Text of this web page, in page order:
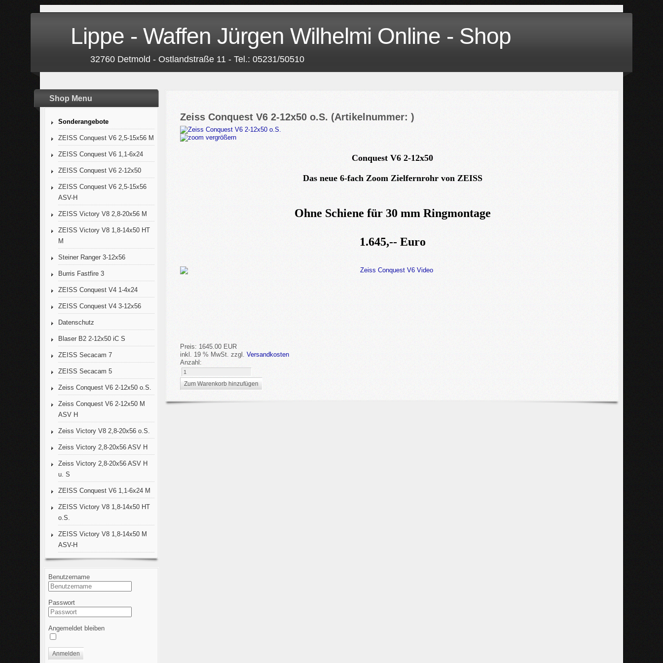
Lippe - Waffen Jürgen Wilhelmi Online - Shop
32760 Detmold - Ostlandstraße 11 - Tel.: 05231/50510
Shop Menu
Sonderangebote
ZEISS Conquest V6 2,5-15x56 M
ZEISS Conquest V6 1,1-6x24
ZEISS Conquest V6 2-12x50
ZEISS Conquest V6 2,5-15x56
ASV-H
ZEISS Victory V8 2,8-20x56 M
ZEISS Victory V8 1,8-14x50 HT
M
Steiner Ranger 3-12x56
Burris Fastfire 3
ZEISS Conquest V4 1-4x24
ZEISS Conquest V4 3-12x56
Datenschutz
Blaser B2 2-12x50 iC S
ZEISS Secacam 7
ZEISS Secacam 5
Zeiss Conquest V6 2-12x50 o.S.
Zeiss Conquest V6 2-12x50 M
ASV H
Zeiss Victory V8 2,8-20x56 o.S.
Zeiss Victory 2,8-20x56 ASV H
Zeiss Victory 2,8-20x56 ASV H
u. S
ZEISS Conquest V6 1,1-6x24 M
ZEISS Victory V8 1,8-14x50 HT
o.S.
ZEISS Victory V8 1,8-14x50 M
ASV-H
Benutzername
Passwort
Angemeldet bleiben
Anmelden
Zeiss Conquest V6 2-12x50 o.S. (Artikelnummer: )
vergrößern
Conquest V6 2-12x50
Das neue 6-fach Zoom Zielfernrohr von ZEISS
Ohne Schiene für 30 mm Ringmontage
1.645,-- Euro
Preis: 1645.00 EUR
inkl. 19 % MwSt. zzgl. Versandkosten
Anzahl: